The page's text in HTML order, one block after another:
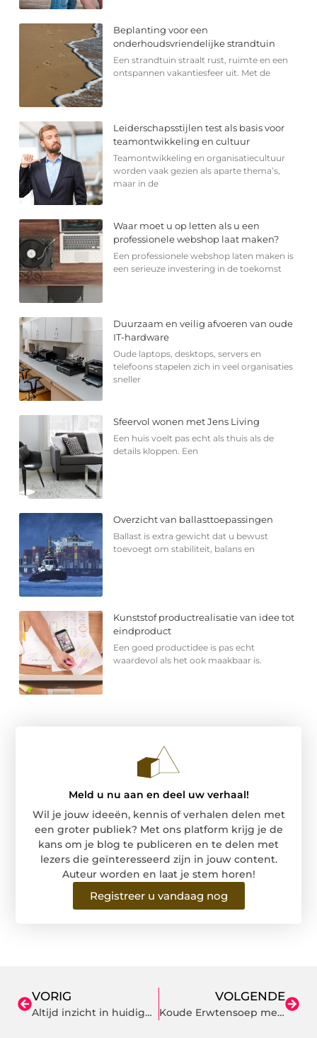
Beplanting voor een
onderhoudsvriendelijke strandtuin
Een strandtuin straalt rust, ruimte en een
ontspannen vakantiesfeer uit. Met de
Leiderschapsstijlen test als basis voor
teamontwikkeling en cultuur
Teamontwikkeling en organisatiecultuur
worden vaak gezien als aparte thema’s,
maar in de
Waar moet u op letten als u een
professionele webshop laat maken?
Een professionele webshop laten maken is
een serieuze investering in de toekomst
Duurzaam en veilig afvoeren van oude
IT-hardware
Oude laptops, desktops, servers en
telefoons stapelen zich in veel organisaties
sneller
Sfeervol wonen met Jens Living
Een huis voelt pas echt als thuis als de
details kloppen. Een
Overzicht van ballasttoepassingen
Ballast is extra gewicht dat u bewust
toevoegt om stabiliteit, balans en
Kunststof productrealisatie van idee tot
eindproduct
Een goed productidee is pas echt
waardevol als het ook maakbaar is.
Meld u nu aan en deel uw verhaal!
Wil je jouw ideeën, kennis of verhalen delen met
een groter publiek? Met ons platform krijg je de
kans om je blog te publiceren en te delen met
lezers die geïnteresseerd zijn in jouw content.
Auteur worden en laat je stem horen!
Registreer u vandaag nog
VORIG
Altijd inzicht in huidige locaties met GPS tracker auto
VOLGENDE
Koude Erwtensoep met Munt